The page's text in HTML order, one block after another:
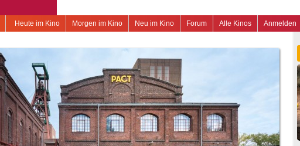
Anmelden
Alle Kinos
Forum
Neu im Kino
Morgen im Kino
Heute im Kino